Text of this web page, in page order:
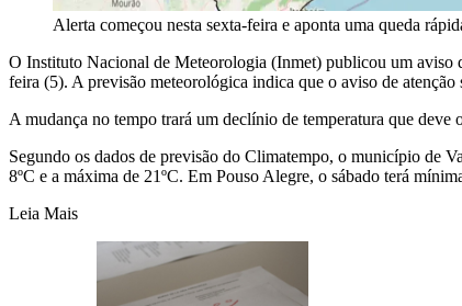
Alerta começou nesta sexta-feira e aponta uma queda
O Instituto Nacional de Meteorologia (Inmet) publicou um aviso
feira (5). A previsão meteorológica indica que o aviso de atenção
A mudança no tempo trará um declínio de temperatura que
Segundo os dados de previsão do Climatempo, o município de
8ºC e a máxima de 21ºC. Em Pouso Alegre, o sábado terá
Leia Mais